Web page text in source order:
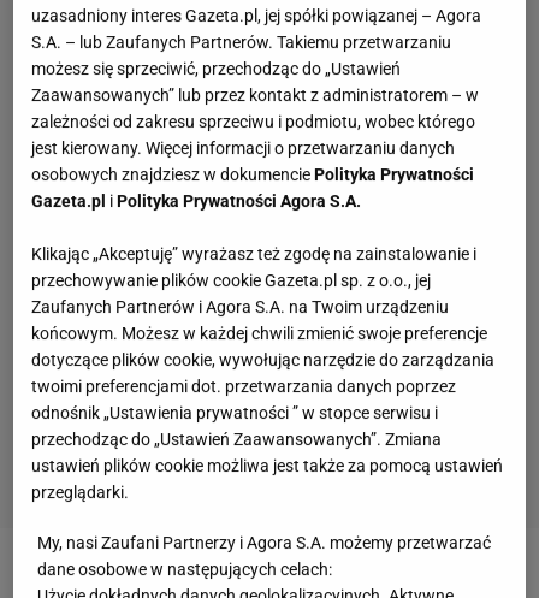
Zobacz wideoTak Polacy bawili się na pożegnaniu
uzasadniony interes Gazeta.pl, jej spółki powiązanej – Agora
S.A. – lub Zaufanych Partnerów. Takiemu przetwarzaniu
możesz się sprzeciwić, przechodząc do „Ustawień
Zaawansowanych” lub przez kontakt z administratorem – w
zależności od zakresu sprzeciwu i podmiotu, wobec którego
jest kierowany. Więcej informacji o przetwarzaniu danych
osobowych znajdziesz w dokumenciePolityka Prywatności
Gazeta.pl iPolityka Prywatności Agora S.A.
Klikając „Akceptuję” wyrażasz też zgodę na zainstalowanie i
przechowywanie plików cookie Gazeta.pl sp. z o.o., jej
Zaufanych Partnerów i Agora S.A. na Twoim urządzeniu
końcowym. Możesz w każdej chwili zmienić swoje preferencje
dotyczące plików cookie, wywołując narzędzie do zarządzania
twoimi preferencjami dot. przetwarzania danych poprzez
odnośnik „Ustawienia prywatności ” w stopce serwisu i
przechodząc do „Ustawień Zaawansowanych”. Zmiana
ustawień plików cookie możliwa jest także za pomocą ustawień
przeglądarki.
My, nasi Zaufani Partnerzy i Agora S.A. możemy przetwarzać
dane osobowe w następujących celach: